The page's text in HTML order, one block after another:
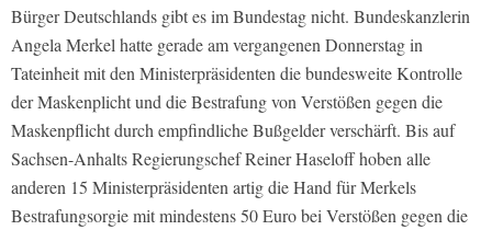
Bürger Deutschlands gibt es im Bundestag nicht. Bundeskanzlerin
Angela Merkel hatte gerade am vergangenen Donnerstag in
Tateinheit mit den Ministerpräsidenten die bundesweite Kontrolle
der Maskenplicht und die Bestrafung von Verstößen gegen die
Maskenpflicht durch empfindliche Bußgelder verschärft. Bis auf
Sachsen-Anhalts Regierungschef Reiner Haseloff hoben alle
anderen 15 Ministerpräsidenten artig die Hand für Merkels
Bestrafungsorgie mit mindestens 50 Euro bei Verstößen gegen die